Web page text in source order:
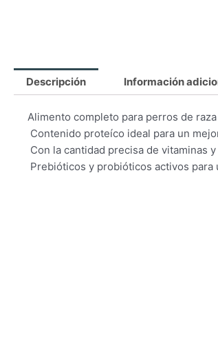
Descripción Información
Alimento completo para perros de
 Contenido proteíco ideal para un
 Con la cantidad precisa de
 Prebióticos y probióticos activos